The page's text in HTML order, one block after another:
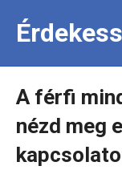
A férfi
nézd meg